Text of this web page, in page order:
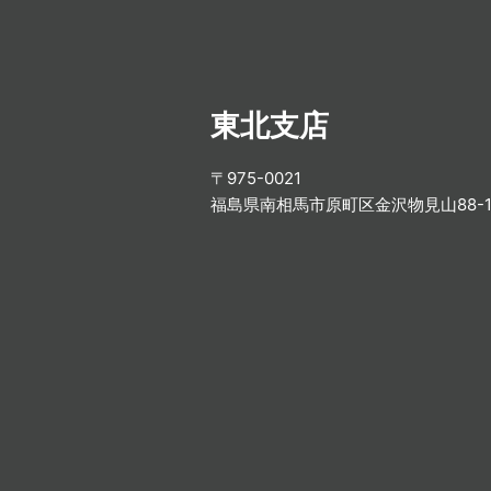
東北支店
〒975-0021
福島県南相馬市原町区金沢物見山88-